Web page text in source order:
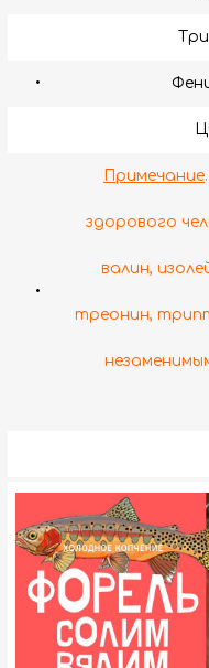
•
•
Примечание
здорового
валин,
треонин,